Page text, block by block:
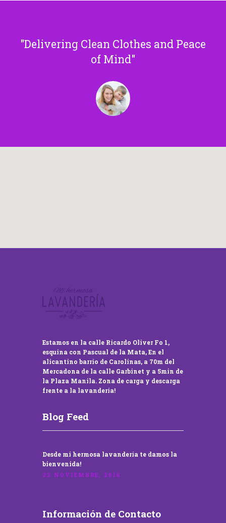
Delivering Clean Clothes and Peace
of Mind
Estamos en la calle Ricardo Oliver Fo 1,
esquina con Pascual de la Mata, En el
alicantino barrio de Carolinas, a 70m del
Mercadona de la calle Garbinet y a 5min de
la Plaza Manila. Zona de carga y descarga
frente a la lavandería!
Blog Feed
Desde mi hermosa lavandería te damos la
bienvenida!
22 NOVIEMBRE, 2016
Información de Contacto